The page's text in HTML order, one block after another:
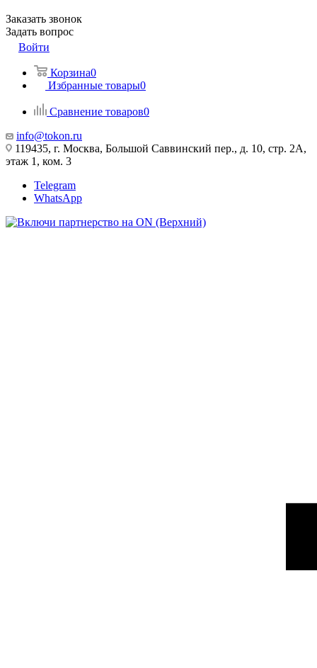
Заказать звонок
Задать вопрос
Войти
Корзина0
Избранные товары0
Сравнение товаров0
info@tokon.ru
119435, г. Москва, Большой Саввинский пер., д. 10, стр. 2А,
этаж 1, ком. 3
Telegram
WhatsApp